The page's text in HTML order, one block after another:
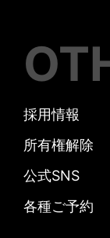
採用情報
所有権解除
公式SNS
各種ご予約